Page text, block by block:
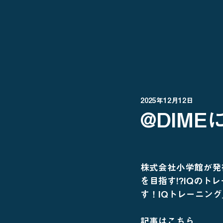
@DIME
2025年12月12日
株式会社小学館が
を目指す!?IQのト
す！IQトレーニン
記事はこちら